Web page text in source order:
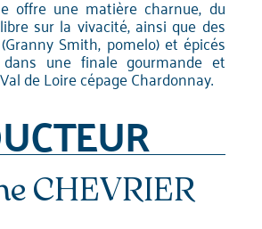
offre une matière charnue, du
sur la vivacité, ainsi que des
Smith, pomelo) et épicés
une finale gourmande et
de Loire cépage Chardonnay.
CHEVRIER